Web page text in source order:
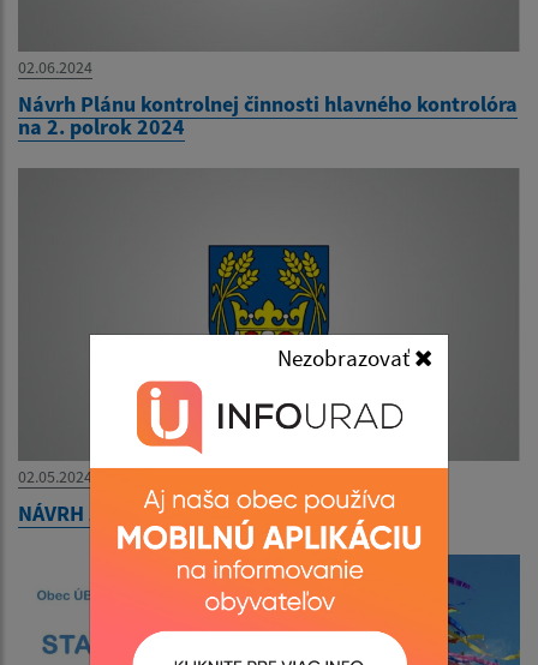
02.06.2024
Návrh Plánu kontrolnej činnosti hlavného kontrolóra
na 2. polrok 2024
02.05.2024
NÁVRH Záverečného účtu obce za rok 2023
Nezobrazovať